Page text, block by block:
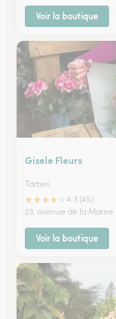
Voir la boutique
Gisele Fleurs
Tarbes
★★★★
4.3 (45)
23, avenue de la Marne
Voir la boutique